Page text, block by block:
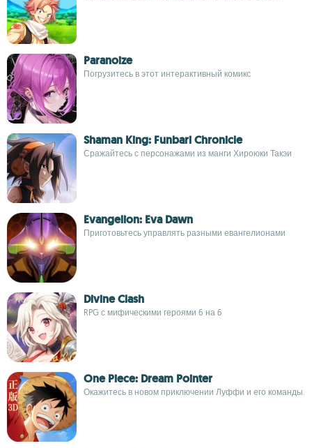
Paranoize
Погрузитесь в этот интерактивный комикс
Shaman King: Funbari Chronicle
Сражайтесь с персонажами из манги Хироюки Такэи
Evangelion: Eva Dawn
Приготовьтесь управлять разными евангелионами
Divine Clash
RPG с мифическими героями 6 на 6
One Piece: Dream Pointer
Окажитесь в новом приключении Луффи и его команды.